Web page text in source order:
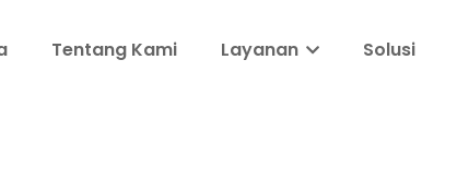
Tentang Kami Layanan Solusi